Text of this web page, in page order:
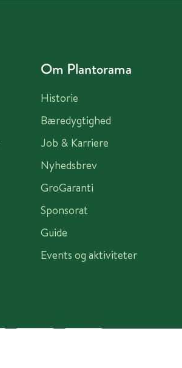
Om Plantorama
Historie
Bæredygtighed
Job & Karriere
Nyhedsbrev
GroGaranti
Sponsorat
Guide
Events og aktiviteter